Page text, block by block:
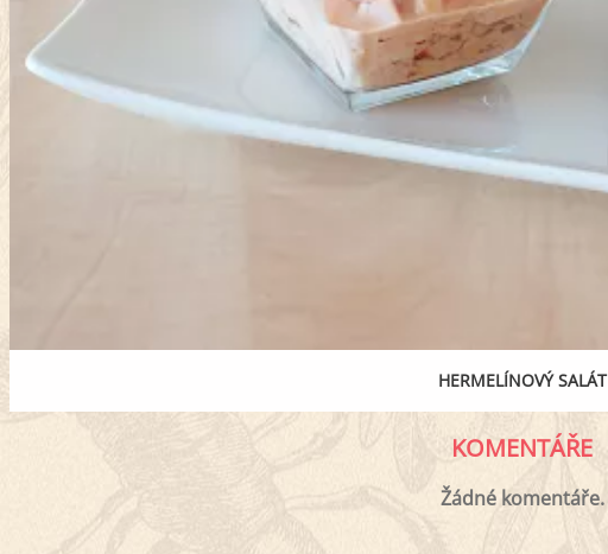
HERMELÍNOVÝ SALÁT
KOMENTÁŘE
Žádné komentáře.